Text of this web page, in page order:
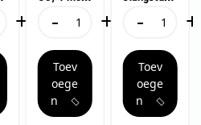
+
reduceerst
uk
-
Kraanstuk
met
G1/2
reduceerstuk
aantal
+
Toev
oege
n
Aquastop
-
Basic
Uni
Aquastop
aantal
+
Toev
oege
n